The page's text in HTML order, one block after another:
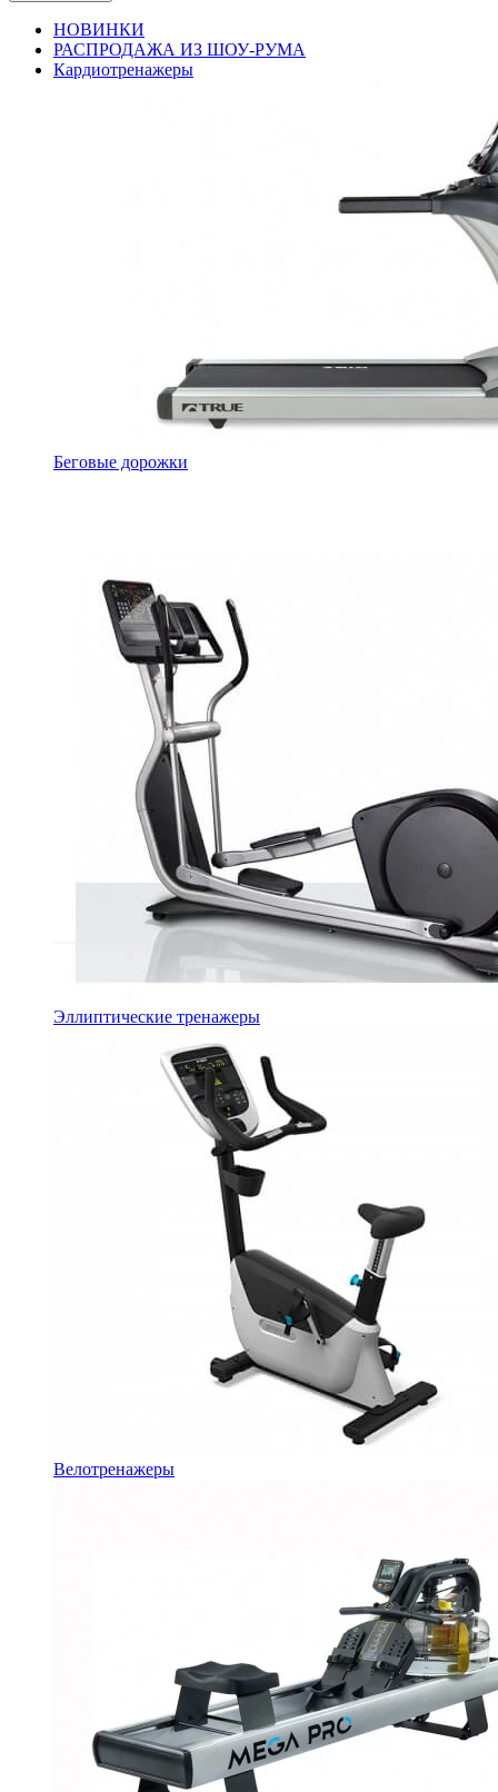
НОВИНКИ
РАСПРОДАЖА ИЗ ШОУ-РУМА
Кардиотренажеры
Беговые дорожки
Эллиптические тренажеры
Велотренажеры